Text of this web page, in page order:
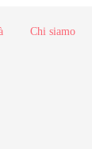
Chi siamo